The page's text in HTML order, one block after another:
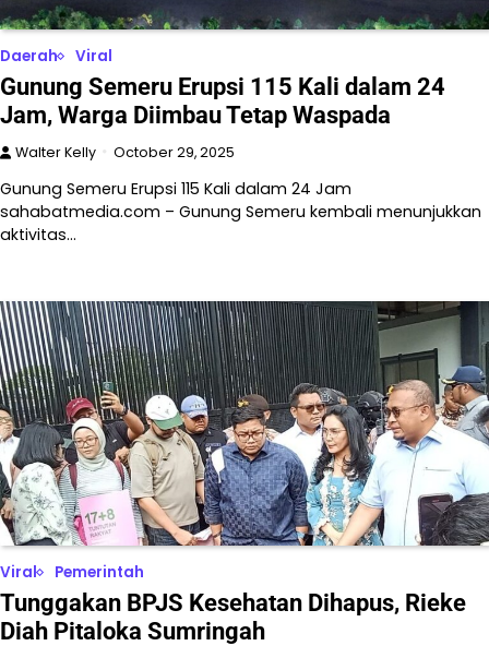
Daerah Viral
Gunung Semeru Erupsi 115 Kali dalam 24
Jam, Warga Diimbau Tetap Waspada
Walter Kelly October 29, 2025
Gunung Semeru Erupsi 115 Kali dalam 24 Jam
sahabatmedia.com – Gunung Semeru kembali menunjukkan
aktivitas…
Viral Pemerintah
Tunggakan BPJS Kesehatan Dihapus, Rieke
Diah Pitaloka Sumringah